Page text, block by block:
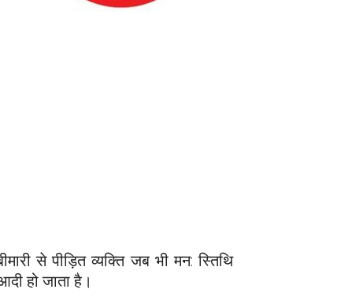
से पीड़ित व्यक्ति जब भी मन: स्तिथि
हो जाता है।